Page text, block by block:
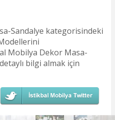
Sandalye kategorisindeki
Mobilya Dekor Masa-
bilgi almak için